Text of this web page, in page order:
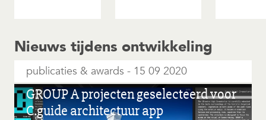
Nieuws tijdens ontwikkeling
publicaties & awards 15 09 2020
GROUP A projecten geselecteerd voor
C.guide architectuur app